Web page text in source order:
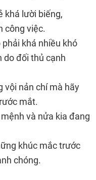
khá lười biếng,
công việc.
phải khá nhiều khó
do đối thủ cạnh
vội nản chí mà hãy
mắt.
và nửa kia đang
khúc mắc trước
chóng.